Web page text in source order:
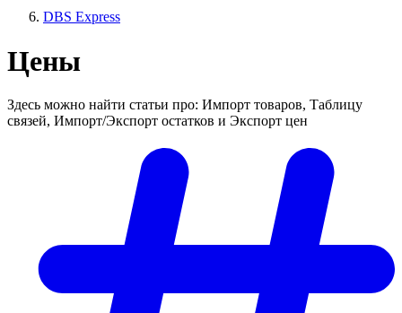
DBS Express
Цены
Здесь можно найти статьи про: Импорт товаров, Таблицу
связей, Импорт/Экспорт остатков и Экспорт цен